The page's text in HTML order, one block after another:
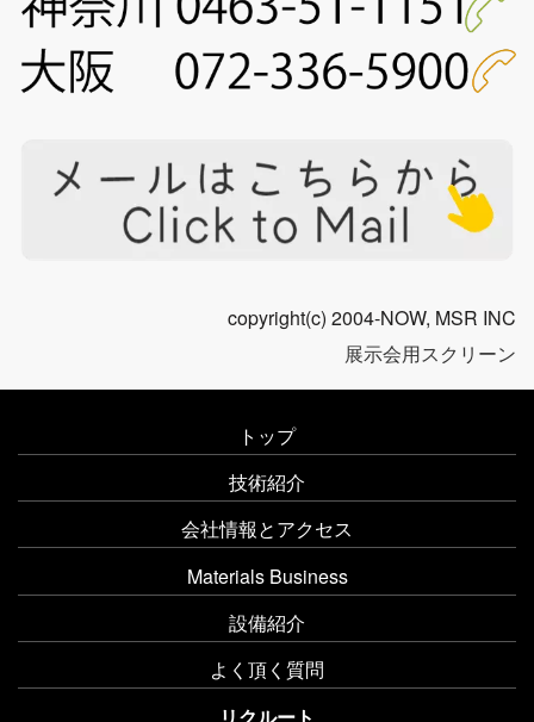
copyright(c) 2004-NOW, MSR INC
展示会用スクリーン
トップ
技術紹介
会社情報とアクセス
Materials Business
設備紹介
よく頂く質問
リクルート